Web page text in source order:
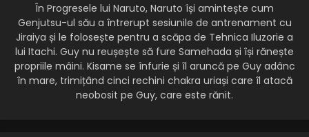
Pupila medicului ninja
Eps 11 - Pupila medicului ninja - 7 September, 2025
Naruto: Shippuden – Sezonul 1 Episodul 10 –
Jutsu de sigilare: Nouă sigilii ale Dragonului
Fantomă
Eps 10 - Jutsu de sigilare: Nouă sigilii ale Dragonului
Fantomă - 7 September, 2025
În Progresele lui Naruto, Naruto își amintește cum
Genjutsu-ul său a întrerupt sesiunile de antrenament cu
Jiraiya și le folosește pentru a scăpa de Tehnica Iluzorie a
lui Itachi. Guy nu reușește să fure Samehada și își rănește
propriile mâini. Kisame se înfurie și îl aruncă pe Guy adânc
în mare, trimițând cinci rechini chakra uriași care îl atacă
neobosit pe Guy, care este rănit.